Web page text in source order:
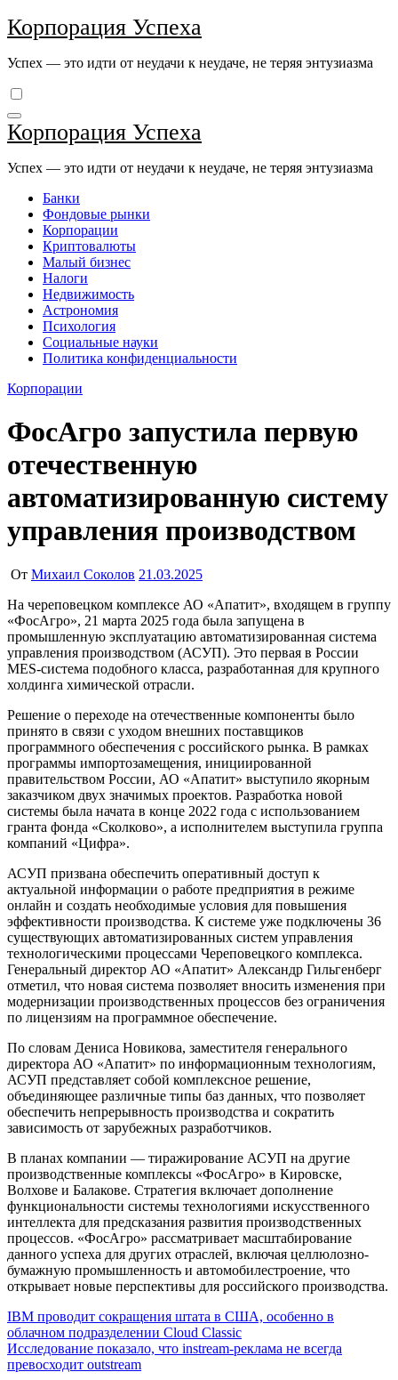
Перейти
к
Корпорация Успеха
Успех — это идти от неудачи к неудаче, не теряя энтузиазма
Корпорация Успеха
Успех — это идти от неудачи к неудаче, не теряя энтузиазма
Банки
Фондовые рынки
Корпорации
Криптовалюты
Малый бизнес
Налоги
Недвижимость
Астрономия
Психология
Социальные науки
Политика конфиденциальности
Корпорации
ФосАгро запустила первую
отечественную
автоматизированную систему
управления производством
От Михаил Соколов 21.03.2025
На череповецком комплексе АО «Апатит», входящем в группу
«ФосАгро», 21 марта 2025 года была запущена в
промышленную эксплуатацию автоматизированная система
управления производством (АСУП). Это первая в России
MES-система подобного класса, разработанная для крупного
холдинга химической отрасли.
Решение о переходе на отечественные компоненты было
принято в связи с уходом внешних поставщиков
программного обеспечения с российского рынка. В рамках
программы импортозамещения, инициированной
правительством России, АО «Апатит» выступило якорным
заказчиком двух значимых проектов. Разработка новой
системы была начата в конце 2022 года с использованием
гранта фонда «Сколково», а исполнителем выступила группа
компаний «Цифра».
АСУП призвана обеспечить оперативный доступ к
актуальной информации о работе предприятия в режиме
онлайн и создать необходимые условия для повышения
эффективности производства. К системе уже подключены 36
существующих автоматизированных систем управления
технологическими процессами Череповецкого комплекса.
Генеральный директор АО «Апатит» Александр Гильгенберг
отметил, что новая система позволяет вносить изменения при
модернизации производственных процессов без ограничения
по лицензиям на программное обеспечение.
По словам Дениса Новикова, заместителя генерального
директора АО «Апатит» по информационным технологиям,
АСУП представляет собой комплексное решение,
объединяющее различные типы баз данных, что позволяет
обеспечить непрерывность производства и сократить
зависимость от зарубежных разработчиков.
В планах компании — тиражирование АСУП на другие
производственные комплексы «ФосАгро» в Кировске,
Волхове и Балакове. Стратегия включает дополнение
функциональности системы технологиями искусственного
интеллекта для предсказания развития производственных
процессов. «ФосАгро» рассматривает масштабирование
данного успеха для других отраслей, включая целлюлозно-
бумажную промышленность и автомобилестроение, что
открывает новые перспективы для российского производства.
Навигация
по
записям
IBM проводит сокращения штата в США, особенно в
облачном подразделении Cloud Classic
Исследование показало, что instream-реклама не всегда
превосходит outstream